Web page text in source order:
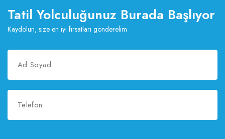
Tatil Yolculuğunuz Burada Başlıyor
Kaydolun, size en iyi fırsatları gönderelim